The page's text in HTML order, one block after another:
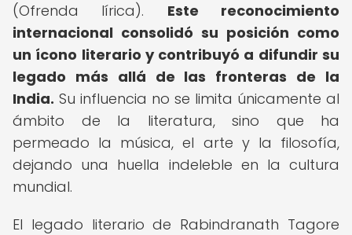
(Ofrenda lírica). Este reconocimiento
internacional consolidó su posición como
un ícono literario y contribuyó a difundir su
legado más allá de las fronteras de la
India. Su influencia no se limita únicamente al
ámbito de la literatura, sino que ha
permeado la música, el arte y la filosofía,
dejando una huella indeleble en la cultura
mundial.
El legado literario de Rabindranath Tagore